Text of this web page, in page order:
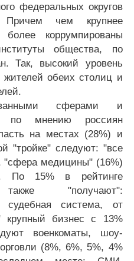
федеральных округов
Причем чем крупнее
коррумпированы
общества, по
Так, высокий уровень
жителей обеих столиц и
сферами и
по мнению россиян
на местах (28%) и
"тройке" следуют: "все
"сфера медицины" (16%)
По 15% в рейтинге
также "получают":
система, от
крупный бизнес с 13%
военкоматы, шоу-
(8%, 6%, 5%, 4%